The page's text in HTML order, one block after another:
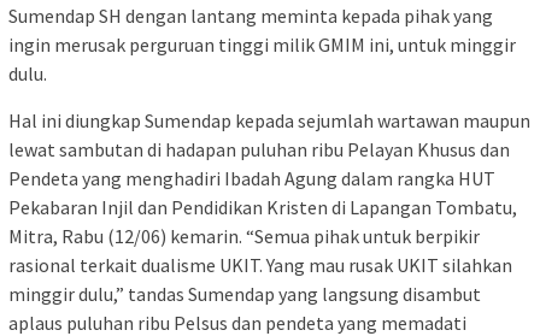
Sumendap SH dengan lantang meminta kepada pihak yang
ingin merusak perguruan tinggi milik GMIM ini, untuk minggir
dulu.
Hal ini diungkap Sumendap kepada sejumlah wartawan maupun
lewat sambutan di hadapan puluhan ribu Pelayan Khusus dan
Pendeta yang menghadiri Ibadah Agung dalam rangka HUT
Pekabaran Injil dan Pendidikan Kristen di Lapangan Tombatu,
Mitra, Rabu (12/06) kemarin. “Semua pihak untuk berpikir
rasional terkait dualisme UKIT. Yang mau rusak UKIT silahkan
minggir dulu,” tandas Sumendap yang langsung disambut
aplaus puluhan ribu Pelsus dan pendeta yang memadati